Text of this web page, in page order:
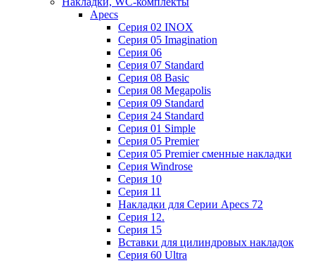
Apecs
Cерия 02 INOX
Cерия 05 Imagination
Cерия 06
Cерия 07 Standard
Cерия 08 Basic
Cерия 08 Megapolis
Cерия 09 Standard
Cерия 24 Standard
Серия 01 Simple
Серия 05 Premier
Серия 05 Premier сменные накладки
Cерия Windrose
Серия 10
Серия 11
Накладки для Серии Apecs 72
Серия 12.
Серия 15
Вставки для цилиндровых накладок
Серия 60 Ultra